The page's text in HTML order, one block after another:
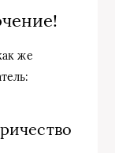
же